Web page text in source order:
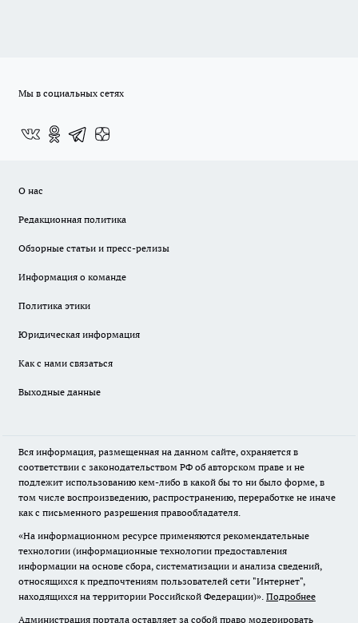
Мы в социальных сетях
О нас
Редакционная политика
Обзорные статьи и пресс-релизы
Информация о команде
Политика этики
Юридическая информация
Как с нами связаться
Выходные данные
Вся информация, размещенная на данном сайте, охраняется в
соответствии с законодательством РФ об авторском праве и не
подлежит использованию кем-либо в какой бы то ни было форме, в
том числе воспроизведению, распространению, переработке не иначе
как с письменного разрешения правообладателя.
«На информационном ресурсе применяются рекомендательные
технологии (информационные технологии предоставления
информации на основе сбора, систематизации и анализа сведений,
относящихся к предпочтениям пользователей сети "Интернет",
находящихся на территории Российской Федерации)». Подробнее
Администрация портала оставляет за собой право модерировать